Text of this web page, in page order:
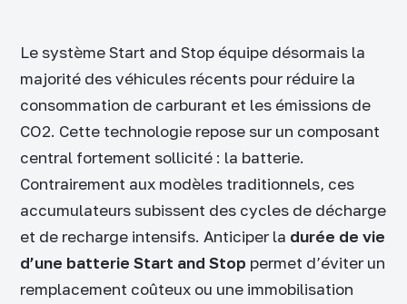
Le système Start and Stop équipe désormais la
majorité des véhicules récents pour réduire la
consommation de carburant et les émissions de
CO2. Cette technologie repose sur un composant
central fortement sollicité : la batterie.
Contrairement aux modèles traditionnels, ces
accumulateurs subissent des cycles de décharge
et de recharge intensifs. Anticiper la durée de vie
d’une batterie Start and Stop permet d’éviter un
remplacement coûteux ou une immobilisation